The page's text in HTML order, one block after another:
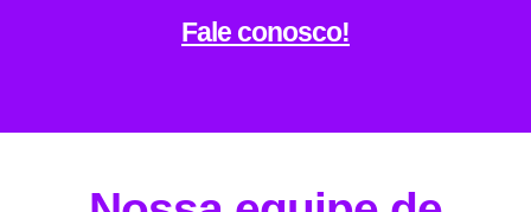
Fale conosco!